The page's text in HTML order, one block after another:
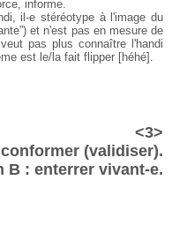
informe.
il-e stéréotype à l'image du
et n'est pas en mesure de
pas plus connaître l'handi
est le/la fait flipper [héhé] .
<3>
(validiser).
B : enterrer vivant-e.